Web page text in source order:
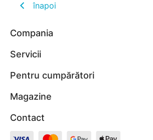
înapoi
Compania
Servicii
Pentru cumpărători
Magazine
Contact